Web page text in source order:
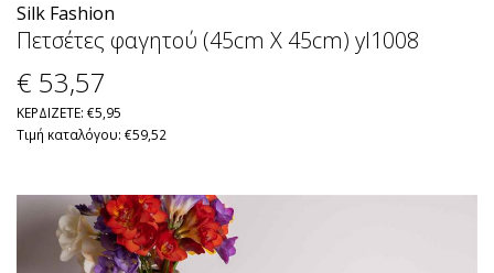
Silk Fashion
Πετσέτες φαγητού (45cm X 45cm) yl1008
€ 53,57
ΚΕΡΔΙΖΕΤΕ: €5,95
Τιμή καταλόγου: €59,52